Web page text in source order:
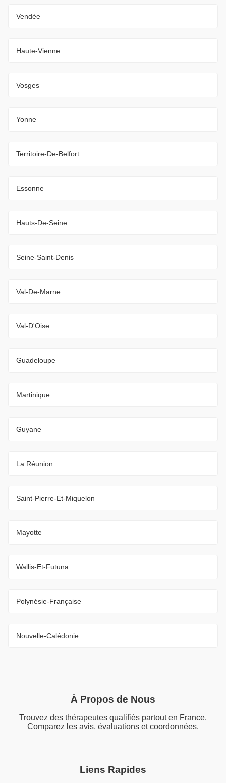
Vendée
Haute-Vienne
Vosges
Yonne
Territoire-De-Belfort
Essonne
Hauts-De-Seine
Seine-Saint-Denis
Val-De-Marne
Val-D'Oise
Guadeloupe
Martinique
Guyane
La Réunion
Saint-Pierre-Et-Miquelon
Mayotte
Wallis-Et-Futuna
Polynésie-Française
Nouvelle-Calédonie
À Propos de Nous
Trouvez des thérapeutes qualifiés partout en France.
Comparez les avis, évaluations et coordonnées.
Liens Rapides